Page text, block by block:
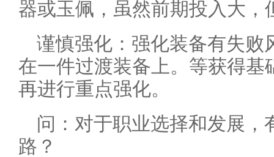
器或玉佩，虽然前期投入大，
谨慎强化：强化装备有失败
在一件过渡装备上。等获得基
再进行重点强化。
问：对于职业选择和发展，
路？